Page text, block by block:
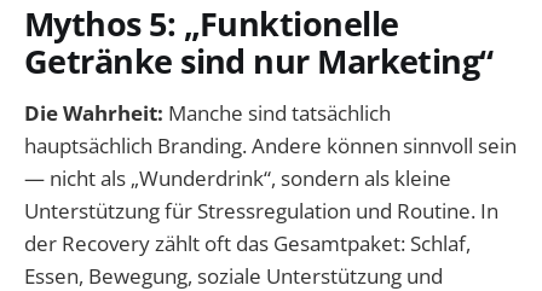
Mythos 5: „Funktionelle
Getränke sind nur Marketing“
Die Wahrheit: Manche sind tatsächlich
hauptsächlich Branding. Andere können sinnvoll sein
— nicht als „Wunderdrink“, sondern als kleine
Unterstützung für Stressregulation und Routine. In
der Recovery zählt oft das Gesamtpaket: Schlaf,
Essen, Bewegung, soziale Unterstützung und